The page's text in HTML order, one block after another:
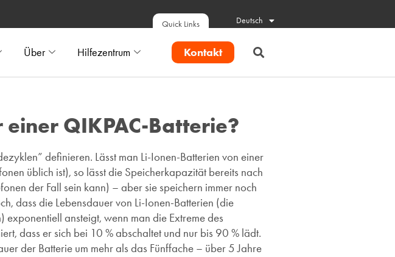
Quick Links Deutsch
Über Hilfezentrum Kontakt
QIKPAC-Batterie?
definieren. Lässt man Li-Ionen-Batterien von einer
üblich ist), so lässt die Speicherkapazität bereits nach
der Fall sein kann) – aber sie speichern immer noch
dass die Lebensdauer von Li-Ionen-Batterien (die
ansteigt, wenn man die Extreme des
dass er sich bei 10 % abschaltet und nur bis 90 % lädt.
der Batterie um mehr als das Fünffache – über 5 Jahre